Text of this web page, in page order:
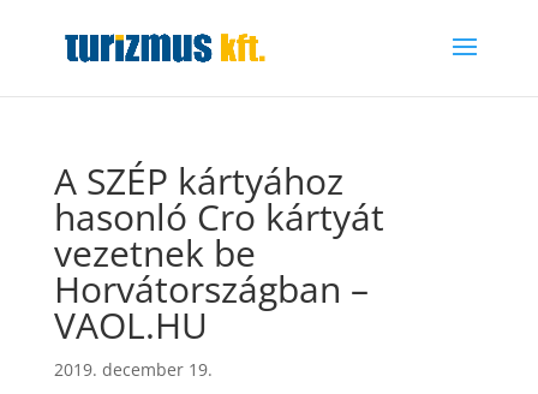
A SZÉP kártyához
hasonló Cro kártyát
vezetnek be
Horvátországban –
VAOL.HU
2019. december 19.